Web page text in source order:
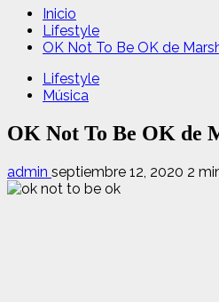
Inicio
Lifestyle
OK Not To Be OK de
Lifestyle
Música
OK Not To Be OK de
admin septiembre 12, 2020 2